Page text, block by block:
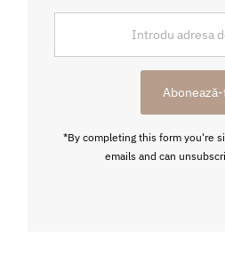
de
*By completing this form you're
emails and can